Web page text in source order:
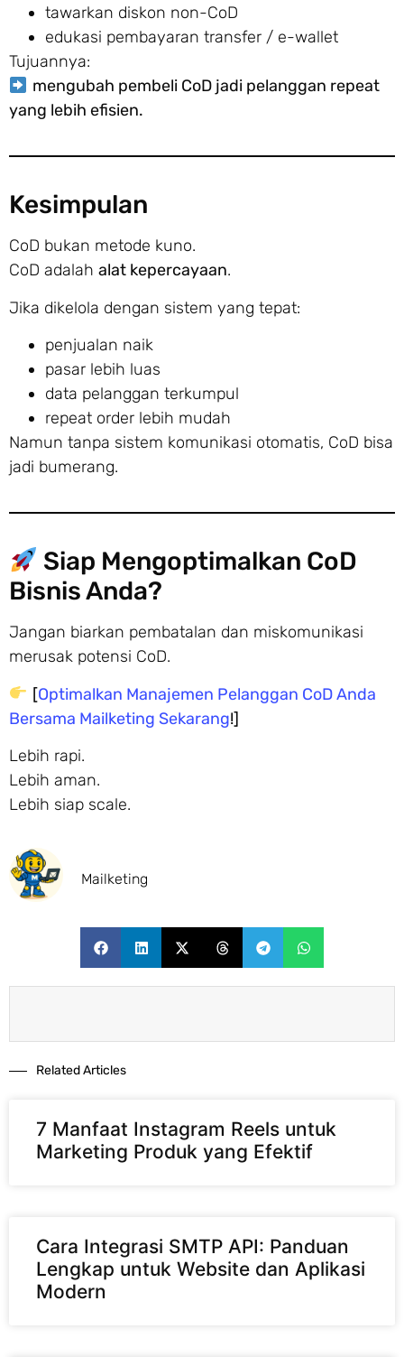
tawarkan diskon non-CoD
edukasi pembayaran transfer / e-wallet
Tujuannya:
mengubah pembeli CoD jadi pelanggan repeat
yang lebih efisien.
Kesimpulan
CoD bukan metode kuno.
CoD adalah alat kepercayaan.
Jika dikelola dengan sistem yang tepat:
penjualan naik
pasar lebih luas
data pelanggan terkumpul
repeat order lebih mudah
Namun tanpa sistem komunikasi otomatis, CoD bisa
jadi bumerang.
Siap Mengoptimalkan CoD
Bisnis Anda?
Jangan biarkan pembatalan dan miskomunikasi
merusak potensi CoD.
[Optimalkan Manajemen Pelanggan CoD Anda
Bersama Mailketing Sekarang!]
Lebih rapi.
Lebih aman.
Lebih siap scale.
Mailketing
Related Articles​
7 Manfaat Instagram Reels untuk
Marketing Produk yang Efektif
Cara Integrasi SMTP API: Panduan
Lengkap untuk Website dan Aplikasi
Modern